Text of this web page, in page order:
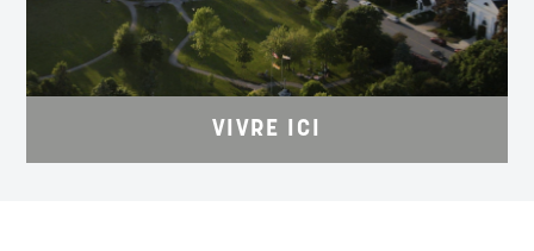
VIVRE ICI
EnvisionSaintJohn.com/Live